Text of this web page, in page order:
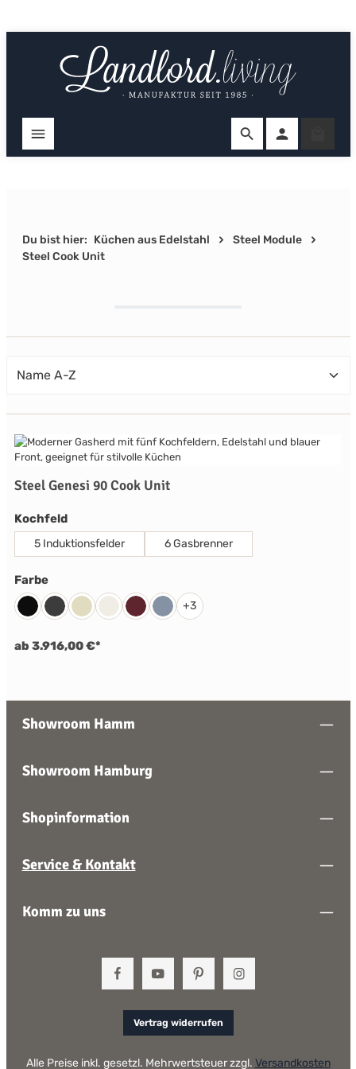
Du bist hier: Küchen aus Edelstahl
Steel Module
Steel Cook Unit
Steel Genesi 90 Cook Unit
Kochfeldauswählen
5 Induktionsfelder 6 Gasbrenner
Farbeauswählen
SchwarzAnthrazit
CremeNuvolaBordeaux Rot
Celeste
+3
ab 3.916,00 €*
Showroom Hamm
Showroom Hamburg
Shopinformation
Service & Kontakt
Komm zu uns
Vertrag widerrufen
Alle Preise inkl. gesetzl. Mehrwertsteuer zzgl. Versandkosten